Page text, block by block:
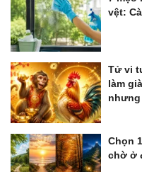
vệt:
Tử vi
làm
Chọn
chờ ở